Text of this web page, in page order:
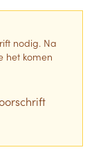
nodig. Na
het komen